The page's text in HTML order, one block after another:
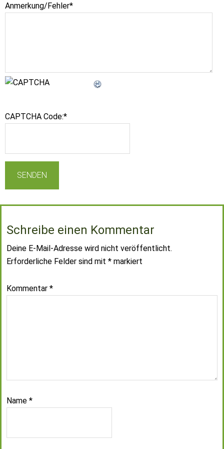
Anmerkung/Fehler*
CAPTCHA Code:*
Schreibe einen Kommentar
Deine E-Mail-Adresse wird nicht veröffentlicht.
Erforderliche Felder sind mit * markiert
Kommentar *
Name *